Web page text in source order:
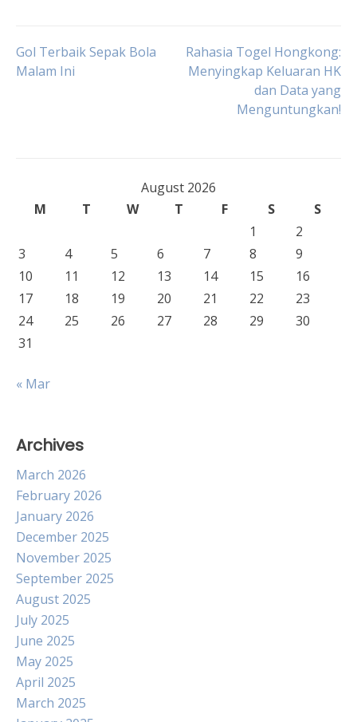
Post
Gol Terbaik Sepak Bola
Malam Ini
Rahasia Togel Hongkong:
Menyingkap Keluaran HK
dan Data yang
Menguntungkan!
August 2026
M
T W T F S
S
1
2
3
4 5 6 7 8
9
10
11 12 13 14 15
16
17
18 19 20 21 22
23
24
25 26 27 28 29
30
31
« Mar
Archives
March 2026
February 2026
January 2026
December 2025
November 2025
September 2025
August 2025
July 2025
June 2025
May 2025
April 2025
March 2025